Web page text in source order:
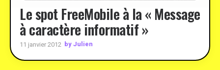
Le spot FreeMobile à la « Message
à caractère informatif »
11 janvier 2012 by Julien